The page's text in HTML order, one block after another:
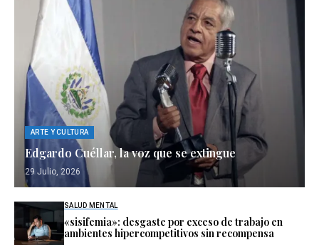
ARTE Y CULTURA
Edgardo Cuéllar, la voz que se extingue
29 Julio, 2026
SALUD MENTAL
«sisifemia»: desgaste por exceso de trabajo en
ambientes hipercompetitivos sin recompensa